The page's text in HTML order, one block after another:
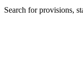
Search for provisions,